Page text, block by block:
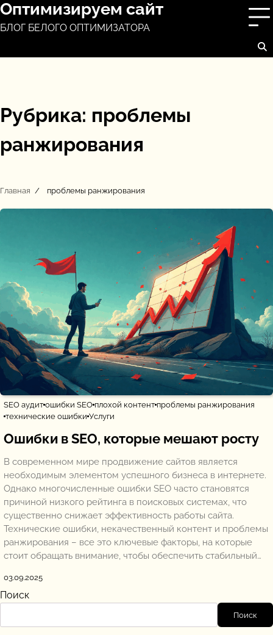
Перейти
к
Оптимизируем сайт
БЛОГ БЕЛОГО ОПТИМИЗАТОРА
Рубрика: проблемы
ранжирования
Главная проблемы ранжирования
SEO аудит ошибки SEO плохой контент проблемы ранжирования
технические ошибки Услуги
Ошибки в SEO, которые мешают росту
В современном мире продвижение сайтов является
необходимым элементом успешного бизнеса в интернете.
Однако многочисленные ошибки SEO часто становятся
причиной низкого рейтинга в поисковых системах, что
существенно снижает эффективность работы сайта.
Технические ошибки, некачественный контент и проблемы
ранжирования – все это ключевые факторы, на которые
стоит обращать внимание, чтобы обеспечить стабильный…
03.09.2025
Поиск
Поиск